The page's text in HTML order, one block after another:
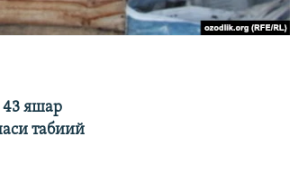
43 яшар
табиий